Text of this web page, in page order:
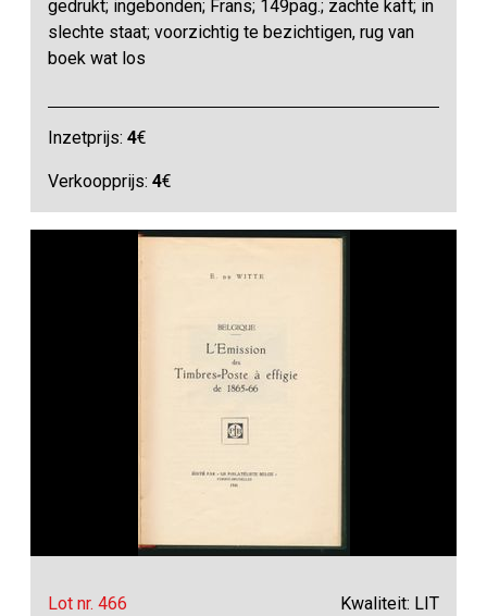
gedrukt; ingebonden; Frans; 149pag.; zachte kaft; in
slechte staat; voorzichtig te bezichtigen, rug van
boek wat los
Inzetprijs:4€
Verkoopprijs:4€
Lot nr. 466 Kwaliteit: LIT